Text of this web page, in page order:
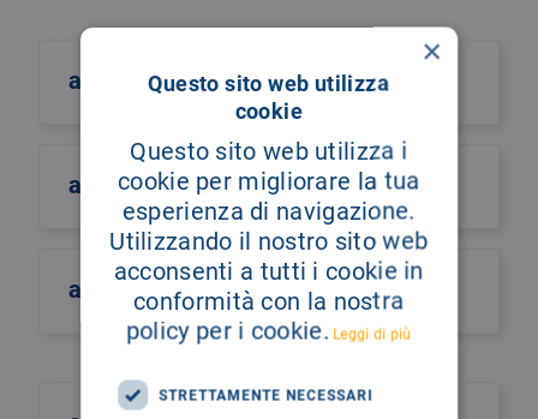
aifa
aiic sicilia
ail
×
Questo sito web utilizza
cookie
Questo sito web utilizza i
cookie per migliorare la tua
esperienza di navigazione.
Utilizzando il nostro sito web
acconsenti a tutti i cookie in
conformità con la nostra
policy per i cookie. Leggi di più
STRETTAMENTE NECESSARI